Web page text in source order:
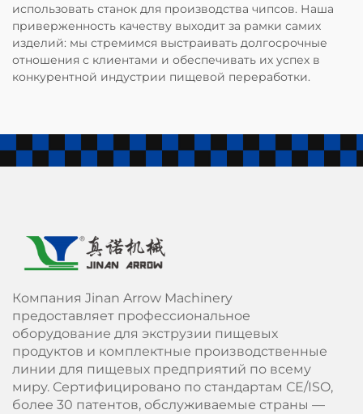
использовать станок для производства чипсов. Наша
приверженность качеству выходит за рамки самих
изделий: мы стремимся выстраивать долгосрочные
отношения с клиентами и обеспечивать их успех в
конкурентной индустрии пищевой переработки.
Компания Jinan Arrow Machinery
предоставляет профессиональное
оборудование для экструзии пищевых
продуктов и комплектные производственные
линии для пищевых предприятий по всему
миру. Сертифицировано по стандартам СЕ/ISO,
более 30 патентов, обслуживаемые страны —